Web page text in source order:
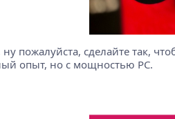
пожалуйста, сделайте так,
опыт, но с мощностью PC.